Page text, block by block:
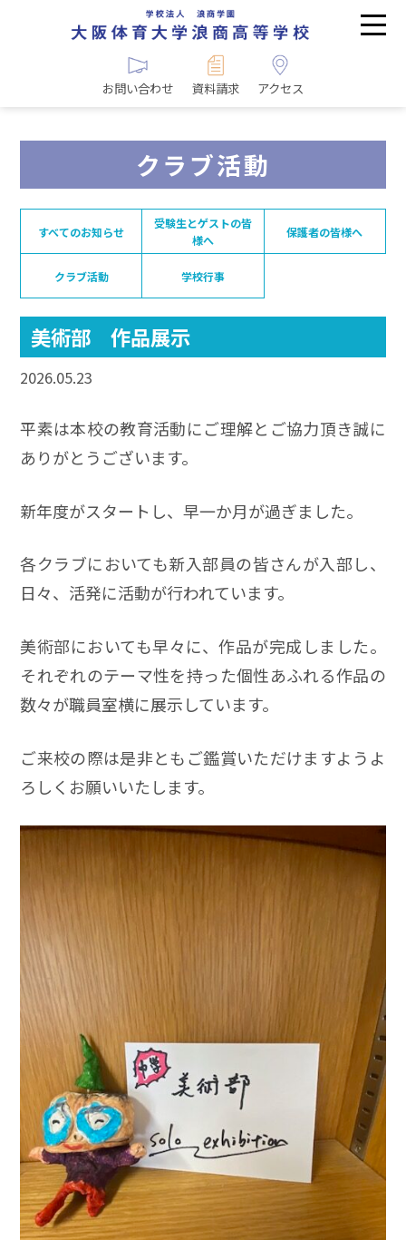
お問い合わせ 資料請求 アクセス
クラブ活動
すべてのお知らせ
受験生とゲストの皆
様へ
保護者の皆様へ
クラブ活動 学校行事
美術部 作品展示
2026.05.23
平素は本校の教育活動にご理解とご協力頂き誠に
ありがとうございます。
新年度がスタートし、早一か月が過ぎました。
各クラブにおいても新入部員の皆さんが入部し、
日々、活発に活動が行われています。
美術部においても早々に、作品が完成しました。
それぞれのテーマ性を持った個性あふれる作品の
数々が職員室横に展示しています。
ご来校の際は是非ともご鑑賞いただけますようよ
ろしくお願いいたします。